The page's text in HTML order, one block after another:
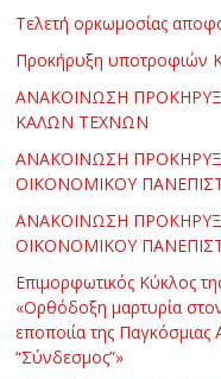
Τελετή ορκωμοσίας
Προκήρυξη υποτροφιών
ΑΝΑΚΟΙΝΩΣΗ
ΚΑΛΩΝ ΤΕΧΝΩΝ
ΑΝΑΚΟΙΝΩΣΗ
ΟΙΚΟΝΟΜΙΚΟΥ
ΑΝΑΚΟΙΝΩΣΗ
ΟΙΚΟΝΟΜΙΚΟΥ
Επιμορφωτικός Κύκλος
«Ορθόδοξη μαρτυρία
εποποιία της
“Σύνδεσμος”»